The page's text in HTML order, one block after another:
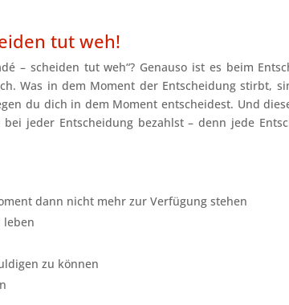
tut weh!
– scheiden tut weh“? Genauso ist es beim
Was in dem Moment der Entscheidung stirbt,
du dich in dem Moment entscheidest. Und
jeder Entscheidung bezahlst – denn jede
dann nicht mehr zur Verfügung stehen
leben
zu können